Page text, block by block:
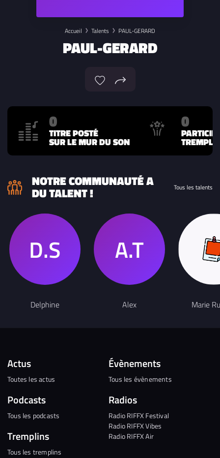
Accueil Talents PAUL-GERARD
PAUL-GERARD
0
TITRE POSTÉ
SUR LE MUR DU SON
0
NOTRE COMMUNAUTÉ A
DU TALENT ! Tous les talents
Delphine Alex Marie
Actus
Toutes les actus
Podcasts
Tous les podcasts
Tremplins
Tous les tremplins
Évènements
Tous les évènements
Radios
Radio RIFFX Festival
Radio RIFFX Vibes
Radio RIFFX Air